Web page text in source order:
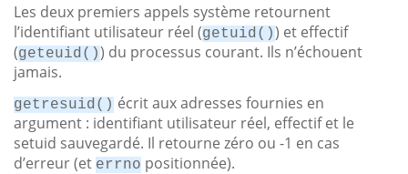
Les deux premiers appels système retournent
l’identifiant utilisateur réel (getuid()) et effectif
(geteuid()) du processus courant. Ils n’échouent
jamais.
getresuid() écrit aux adresses fournies en
argument : identifiant utilisateur réel, effectif et le
setuid sauvegardé. Il retourne zéro ou -1 en cas
d’erreur (et errno positionnée).